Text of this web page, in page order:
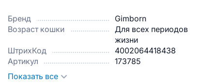
Бренд
Gimborn
Возраст кошки
Для всех периодов
жизни
ШтрихКод
4002064418438
Артикул
173785
Показать все